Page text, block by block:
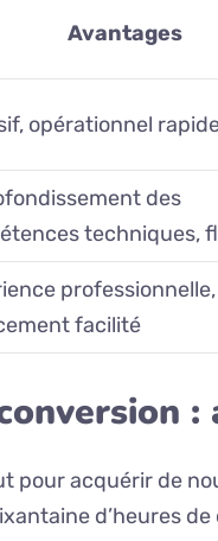
Avantages
opérationnel
des
techniques,
professionnelle,
facilité
pour acquérir de
d’heures